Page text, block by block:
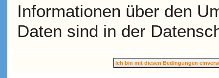
Informationen über den
Daten sind in der